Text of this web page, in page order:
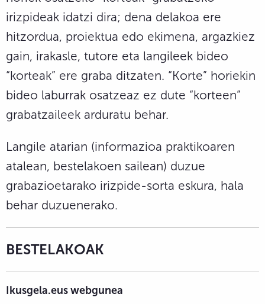
irizpideak idatzi dira; dena delakoa ere
hitzordua, proiektua edo ekimena, argazkiez
gain, irakasle, tutore eta langileek bideo
“korteak” ere graba ditzaten. “Korte” horiekin
bideo laburrak osatzeaz ez dute “korteen”
grabatzaileek arduratu behar.
Langile atarian (informazioa praktikoaren
atalean, bestelakoen sailean) duzue
grabazioetarako irizpide-sorta eskura, hala
behar duzuenerako.
BESTELAKOAK
Ikusgela.eus webgunea